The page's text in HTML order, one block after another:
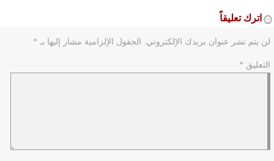
اترك تعليقاً
لن يتم نشر عنوان بريدك الإلكتروني. الحقول الإلزامية مشار إليها بـ *
التعليق *